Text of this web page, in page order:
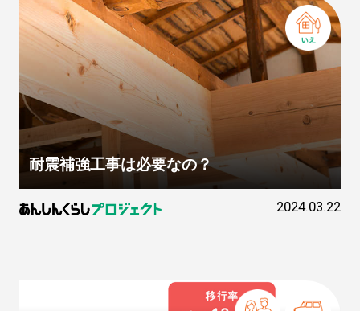
耐震補強工事は必要なの？
2024.03.22